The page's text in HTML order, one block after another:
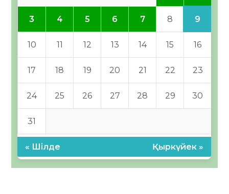
3 4 5 6 7 8 9
10 11 12 13 14 15 16
17 18 19 20 21 22 23
24 25 26 27 28 29 30
31
« Шілде Қыркүйек »